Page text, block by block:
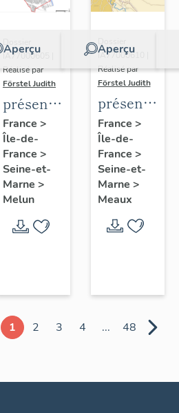
Aperçu
IA77000605 |
Réalisé par
Förstel Judith
présentation
de
l'étude
du
patrimoine
de
Melun
France >
Île-de-
France >
Seine-et-
Marne >
Melun
Aperçu
IA77000610 |
Réalisé par
Förstel Judith
de
l'étude
du
patrimoine
de
Meaux
France >
Île-de-
France >
Seine-et-
Marne >
Meaux
1 2 3 4 ... 48